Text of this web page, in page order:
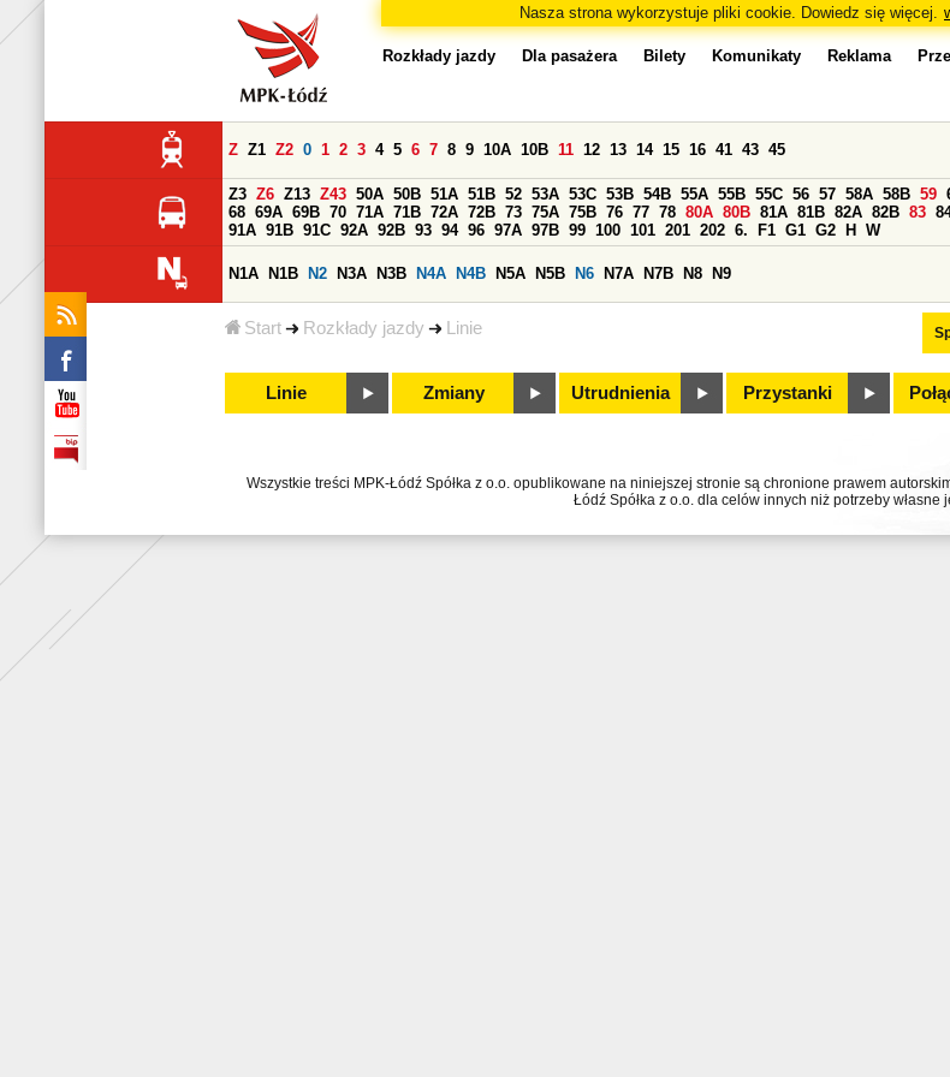
Nasza strona wykorzystuje pliki cookie. Dowiedz się więcej.
Start Rozkłady jazdy Linie
Rozkłady jazdy Dla pasażera Bilety Komunikaty Reklama
Z Z1 Z2 0 1 2 3 4 5 6 7 8 9 10A 10B 11 12 13 14 15 16 41 43 45
Z3 Z6 Z13 Z43 50A 50B 51A 51B 52 53A 53C 53B 54B 55A 55B 55C 56 57 58A 58B 59
68 69A 69B 70 71A 71B 72A 72B 73 75A 75B 76 77 78 80A 80B 81A 81B 82A 82B 83
91A 91B 91C 92A 92B 93 94 96 97A 97B 99 100 101 201 202 6. F1 G1 G2 H W
N1A N1B N2 N3A N3B N4A N4B N5A N5B N6 N7A N7B N8 N9
Linie Zmiany Utrudnienia Przystanki
Wszystkie treści MPK-Łódź Spółka z o.o. opublikowane na niniejszej stronie są chronione prawem
Łódź Spółka z o.o. dla celów innych niż potrzeby własne